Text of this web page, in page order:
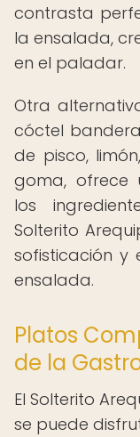
contrasta
la ensalada,
en el paladar.
Otra
cóctel
de pisco,
goma, ofrece
los
Solterito
sofisticación y
ensalada.
Platos
de la
El Solterito
se puede